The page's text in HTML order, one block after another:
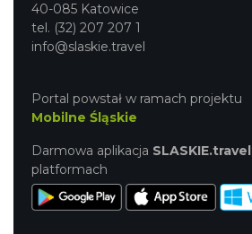
40-085 Katowice
tel. (32) 207 207 1
info@slaskie.travel
Portal powstał w ramach projektu
Mobilne Śląskie
Darmowa aplikacja SLASKIE.travel
platformach